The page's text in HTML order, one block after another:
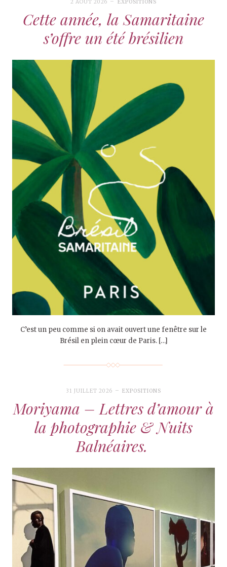
2 AOÛT 2026 EXPOSITIONS
Cette année, la Samaritaine
s’offre un été brésilien
C’est un peu comme si on avait ouvert une fenêtre sur le
Brésil en plein cœur de Paris. […]
31 JUILLET 2026 EXPOSITIONS
Moriyama – Lettres d’amour à
la photographie & Nuits
Balnéaires.